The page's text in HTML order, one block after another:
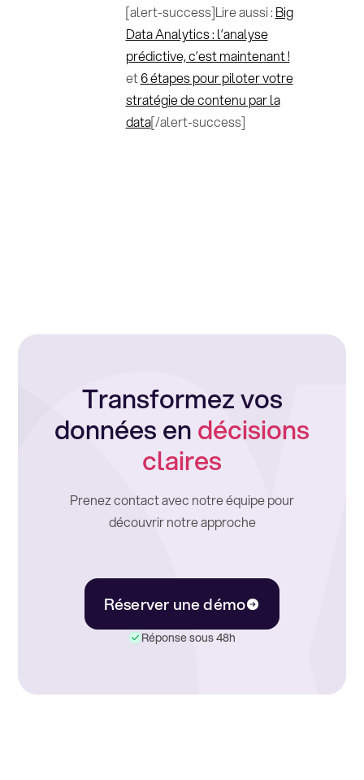
[alert-success]Lire aussi : Big
Data Analytics : l’analyse
prédictive, c’est maintenant !
et6 étapes pour piloter votre
stratégie de contenu par la
data[/alert-success]
Transformez vos
données endécisions
claires
Prenez contact avec notre équipe pour
découvrir notre approche
Réserver une démo
Réponse sous 48h